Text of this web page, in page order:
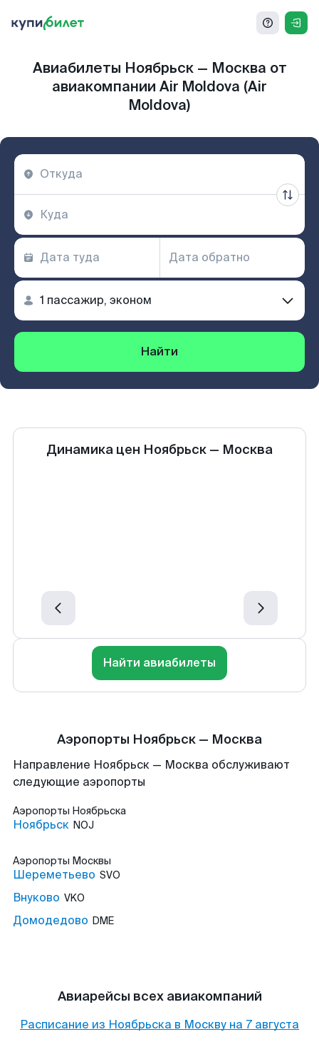
Авиабилеты Ноябрьск — Москва от
авиакомпании Air Moldova (Air
Moldova)
Найти
Динамика цен Ноябрьск — Москва
Найти авиабилеты
Аэропорты Ноябрьск — Москва
Направление Ноябрьск — Москва обслуживают
следующие аэропорты
Аэропорты Ноябрьска
Ноябрьск NOJ
Аэропорты Москвы
Шереметьево SVO
Внуково VKO
Домодедово DME
Авиарейсы всех авиакомпаний
Расписание из Ноябрьска в Москву на 7 августа